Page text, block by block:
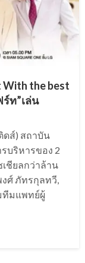
With the best
ท”เล่น
ดส์) สถาบัน
บริหารของ 2
ชียลกว่าล้าน
ศ์ ภัทรกุลทวี,
มแพทย์ผู้